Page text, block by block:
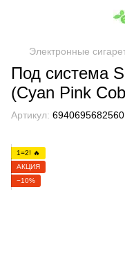
Электронные
Под система
(Cyan Pink
Артикул: 6940695682560
1=2! 🔥
АКЦИЯ
−10%